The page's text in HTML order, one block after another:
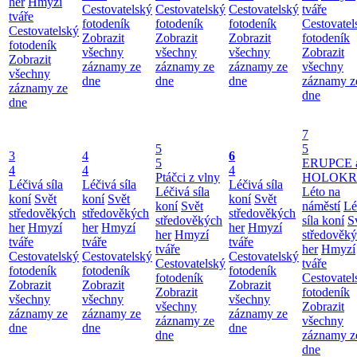
tváře
Cestovatelský
fotodeník
Zobrazit
všechny
záznamy ze
dne
Cestovatelský
fotodeník
Zobrazit
všechny
záznamy ze
dne
Cestovatelský
fotodeník
Zobrazit
všechny
záznamy ze
dne
Cestovatelský
fotodeník
Zobrazit
všechny
záznamy ze
dne
tváře
fotodeník
Zobrazit
všechny
záznamy
dne
3
4
Léčivá síla
koní Svět
středověkých
her Hmyzí
tváře
Cestovatelský
fotodeník
Zobrazit
všechny
záznamy ze
dne
4
4
Léčivá síla
koní Svět
středověkých
her Hmyzí
tváře
Cestovatelský
fotodeník
Zobrazit
všechny
záznamy ze
dne
5
5
Ptáčci z vlny
Léčivá síla
koní Svět
středověkých
her Hmyzí
tváře
Cestovatelský
fotodeník
Zobrazit
všechny
záznamy ze
dne
6
4
Léčivá síla
koní Svět
středověkých
her Hmyzí
tváře
Cestovatelský
fotodeník
Zobrazit
všechny
záznamy ze
dne
7
5
ERUPCE
Léto na
náměstí
síla koní
her Hmyzí
tváře
fotodeník
Zobrazit
všechny
záznamy
dne